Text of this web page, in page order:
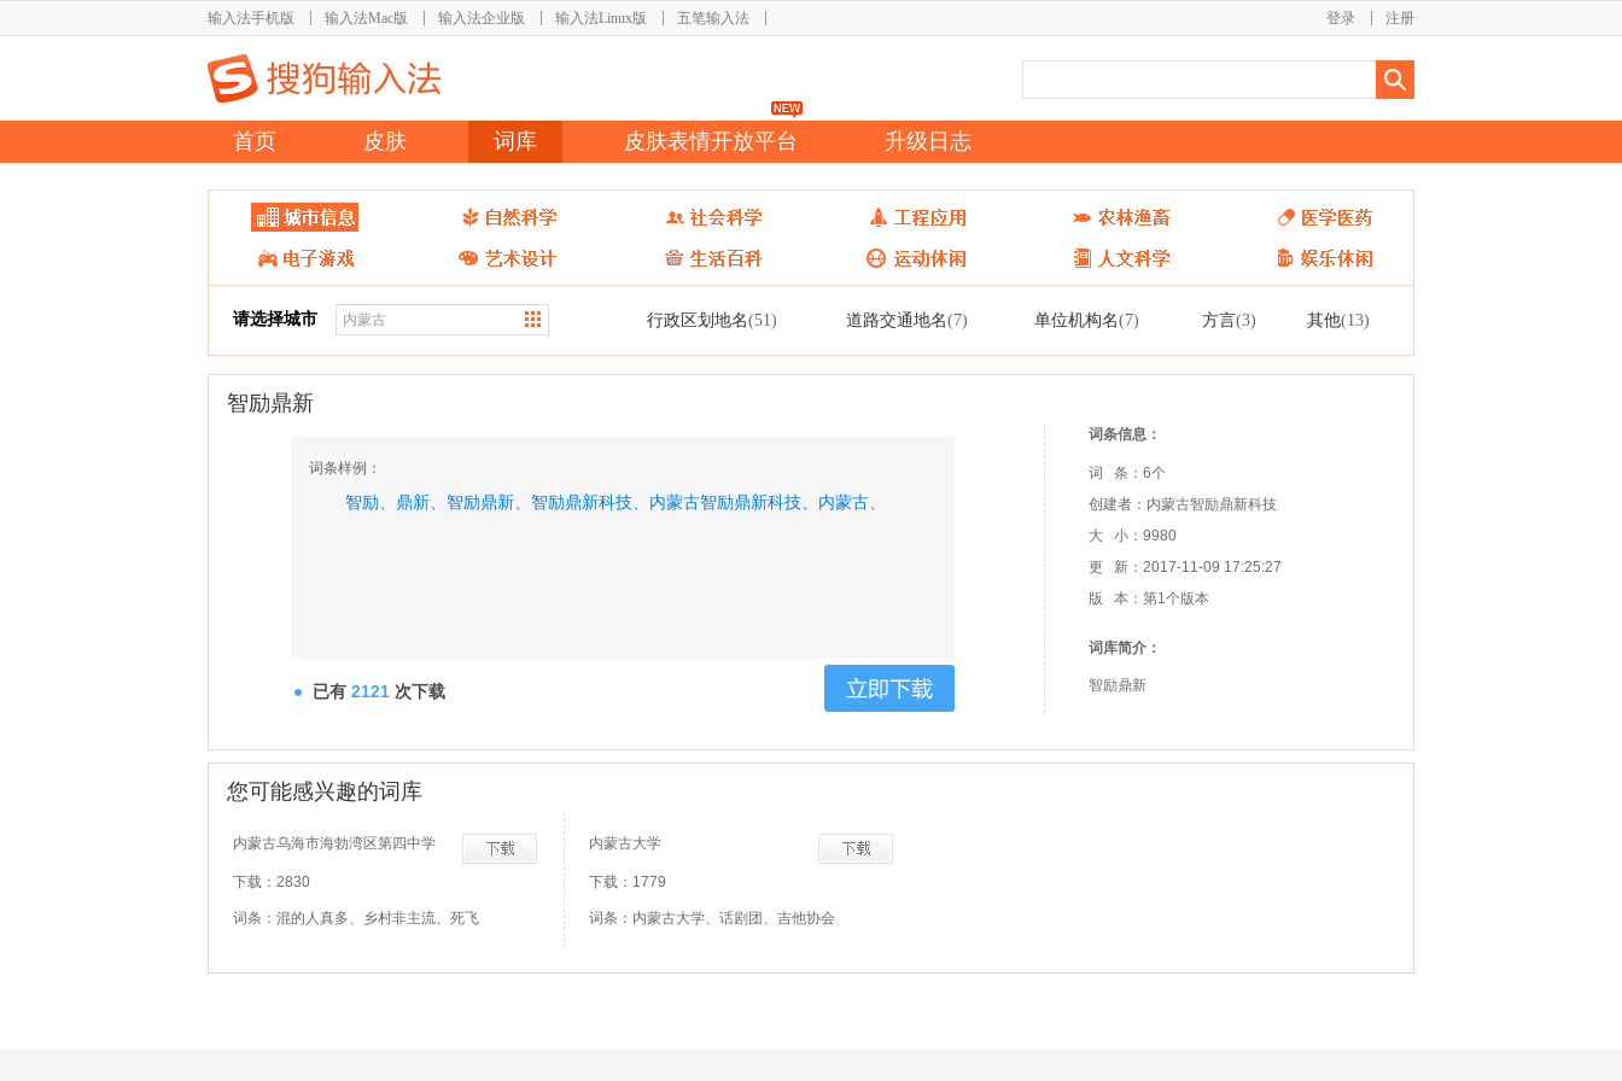
输入法手机版 输入法Mac版 输入法企业版 输入法Linux版 五笔输入法 注册
登录
首页 皮肤 词库 皮肤表情开放平台 升级日志
请选择城市 行政区划地名(51) 道路交通地名(7) 单位机构名(7) 方言(3) 其他(13)
智励鼎新
词条样例：
智励、 鼎新、 智励鼎新、 智励鼎新科技、 内蒙古智励鼎新科技、 内蒙古、
已有 2121 次下载
词条信息：
词 条：6个
创建者：内蒙古智励鼎新科技
大 小：9980
更 新：2017-11-09 17:25:27
版 本：第1个版本
词库简介：
智励鼎新
您可能感兴趣的词库
内蒙古乌海市海勃湾区第四中学
下载：2830
词条：混的人真多、乡村非主流、死飞
内蒙古大学
下载：1779
词条：内蒙古大学、话剧团、吉他协会